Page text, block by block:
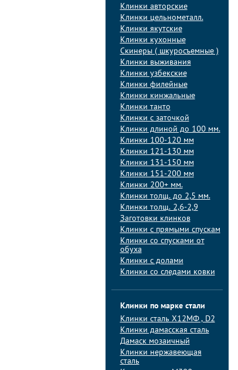
Клинки авторские
Клинки цельнометалл.
Клинки якутские
Клинки кухонные
Скинеры ( шкуросъемные )
Клинки выживания
Клинки узбекские
Клинки филейные
Клинки кинжальные
Клинки танто
Клинки с заточкой
Клинки длиной до 100 мм.
Клинки 100-120 мм
Клинки 121-130 мм
Клинки 131-150 мм
Клинки 151-200 мм
Клинки 200+ мм.
Клинки толщ. до 2,5 мм.
Клинки толщ. 2,6-2,9
Заготовки клинков
Клинки с прямыми спускам
Клинки со спусками от
обуха
Клинки с долами
Клинки со следами ковки
Клинки по марке стали
Клинки сталь Х12МФ , D2
Клинки дамасская сталь
Дамаск мозаичный
Клинки нержавеющая
сталь